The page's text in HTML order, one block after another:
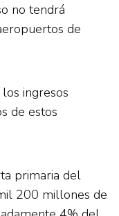
no tendrá
de
ingresos
de estos
primaria del
200 millones de